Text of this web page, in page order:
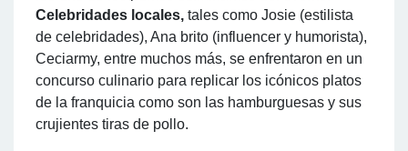
Celebridades locales, tales como Josie (estilista
de celebridades), Ana brito (influencer y humorista),
Ceciarmy, entre muchos más, se enfrentaron en un
concurso culinario para replicar los icónicos platos
de la franquicia como son las hamburguesas y sus
crujientes tiras de pollo.